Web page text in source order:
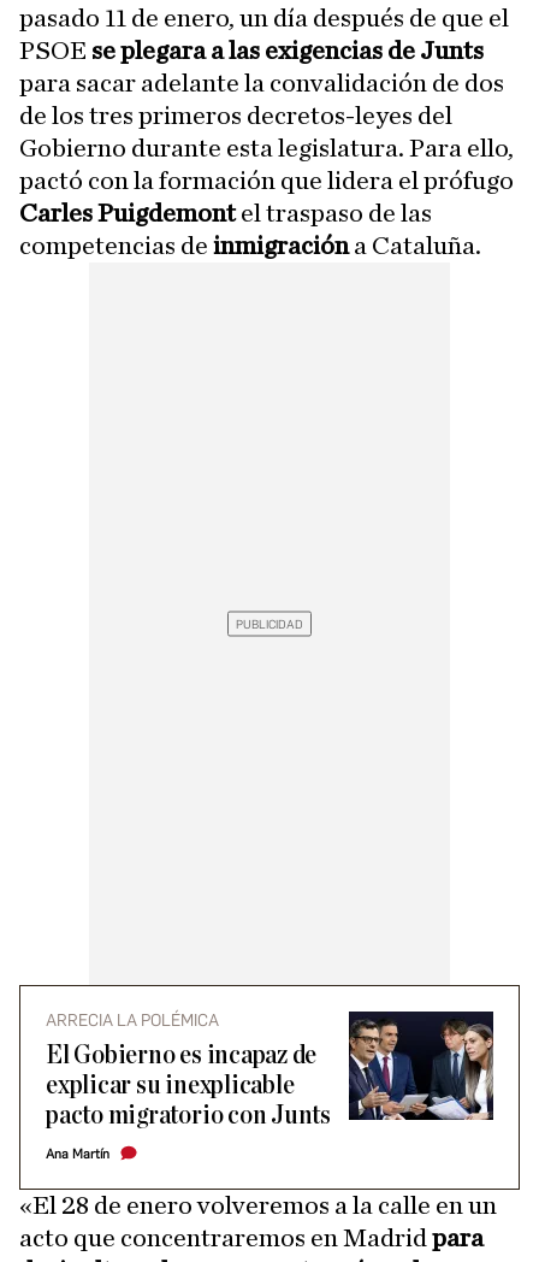
pasado 11 de enero, un día después de que el
PSOE se plegara a las exigencias de Junts
para sacar adelante la convalidación de dos
de los tres primeros decretos-leyes del
Gobierno durante esta legislatura. Para ello,
pactó con la formación que lidera el prófugo
Carles Puigdemontel traspaso de las
competencias de inmigracióna Cataluña.
ARRECIA LA POLÉMICA
El Gobierno es incapaz de
explicar su inexplicable
pacto migratorio con Junts
Ana Martín
«El 28 de enero volveremos a la calle en un
acto que concentraremos en Madrid para